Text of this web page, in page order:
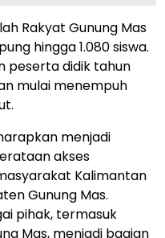
Rakyat Gunung Mas
hingga 1.080 siswa.
peserta didik tahun
mulai menempuh
menjadi
akses
Kalimantan
Gunung Mas.
pihak, termasuk
Mas, menjadi bagian